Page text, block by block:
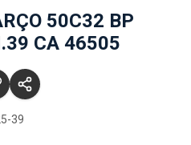
50C32 BP
CA 46505
39